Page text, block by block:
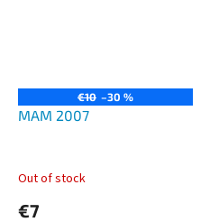
€10 –30 %
MAM 2007
Out of stock
€7